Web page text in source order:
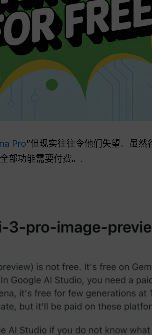
Pro”但现实往往令他们失望。虽
部功能需要付费。.